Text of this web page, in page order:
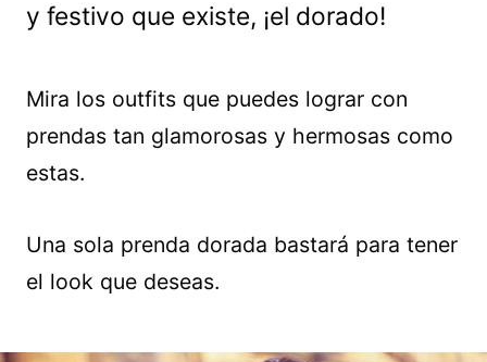
y festivo que existe, ¡el dorado!
Mira los outfits que puedes lograr con
prendas tan glamorosas y hermosas como
estas.
Una sola prenda dorada bastará para tener
el look que deseas.